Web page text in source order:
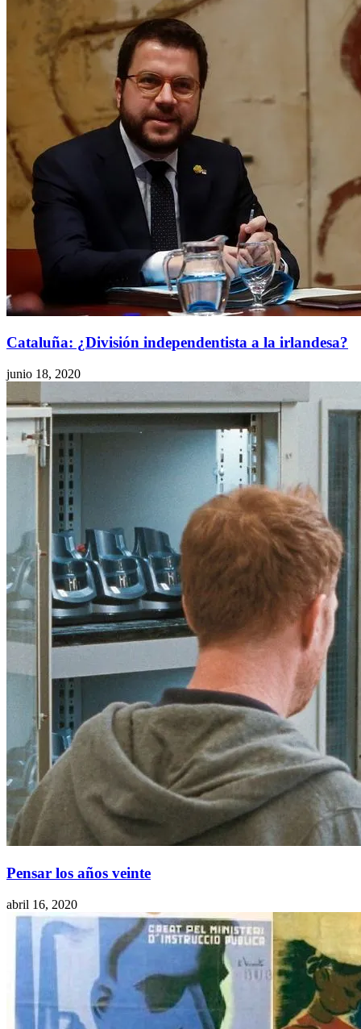
Cataluña: ¿División independentista a la irlandesa?
junio 18, 2020
Pensar los años veinte
abril 16, 2020